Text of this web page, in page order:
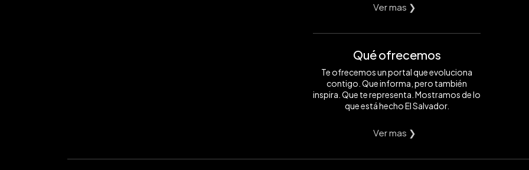
Ver mas ❯
Qué ofrecemos
Te ofrecemos un portal que evoluciona
contigo. Que informa, pero también
inspira. Que te representa. Mostramos de lo
que está hecho El Salvador.
Ver mas ❯